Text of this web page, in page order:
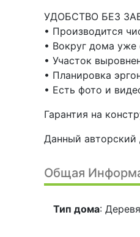
УДОБСТВО БЕЗ
• Производится
• Вокруг дома уже
• Участок
• Планировка
• Есть фото и
Гарантия на
Данный авторский
Общая
Тип дома: